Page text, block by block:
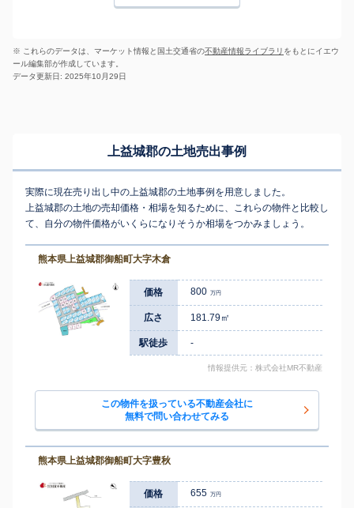
※ これらのデータは、マーケット情報と国土交通省の不動産情報ライブラリ をもとにイエウ
ール編集部が作成しています。
データ更新日: 2025年10月29日
上益城郡の土地売出事例
実際に現在売り出し中の上益城郡の土地事例を用意しました。
上益城郡の土地の売却価格・相場を知るために、これらの物件と比較し
て、自分の物件価格がいくらになりそうか相場をつかみましょう。
熊本県上益城郡御船町大字木倉
価格 800 万円
広さ 181.79㎡
駅徒歩 -
情報提供元：株式会社MR不動産
この物件を扱っている不動産会社に
無料で問い合わせてみる
熊本県上益城郡御船町大字豊秋
価格 655 万円